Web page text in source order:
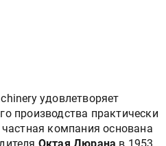
удовлетворяет
производства практически
компания основана